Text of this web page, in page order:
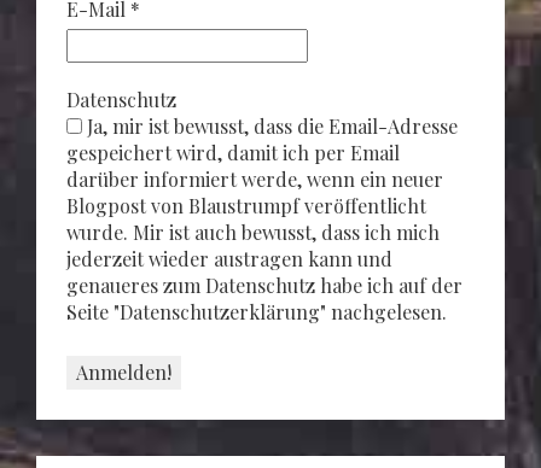
E-Mail *
Datenschutz
Ja, mir ist bewusst, dass die Email-Adresse
gespeichert wird, damit ich per Email
darüber informiert werde, wenn ein neuer
Blogpost von Blaustrumpf veröffentlicht
wurde. Mir ist auch bewusst, dass ich mich
jederzeit wieder austragen kann und
genaueres zum Datenschutz habe ich auf der
Seite "Datenschutzerklärung" nachgelesen.